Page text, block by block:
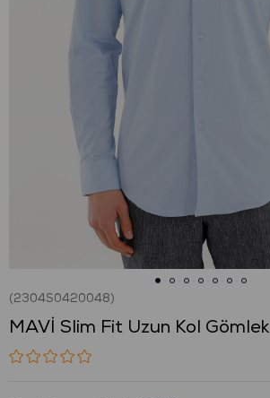
(2304S0420048)
MAVİ Slim Fit Uzun Kol Gömlek